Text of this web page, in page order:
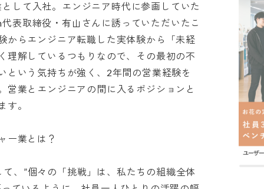
して入社。エンジニア時代に参画していた
表取締役・有山さんに誘っていただいたこ
からエンジニア転職した実体験から「未経
理解しているつもりなので、その最初の不
という気持ちが強く、2年間の営業経験を
営業とエンジニアの間に入るポジションと
す。
ー業とは？
、”個々の「挑戦」は、私たちの組織全体